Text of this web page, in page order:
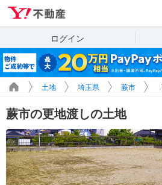
ログイン
土地 埼玉県 蕨市
蕨市の更地渡しの土地